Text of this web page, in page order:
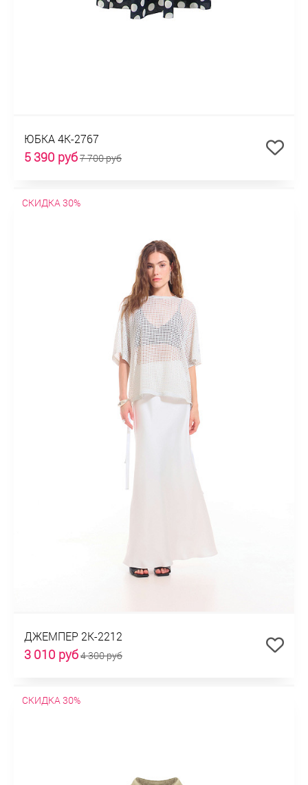
ЮБКА 4К-2767
5 390 руб7 700 руб
СКИДКА 30%
ДЖЕМПЕР 2К-2212
3 010 руб4 300 руб
СКИДКА 30%